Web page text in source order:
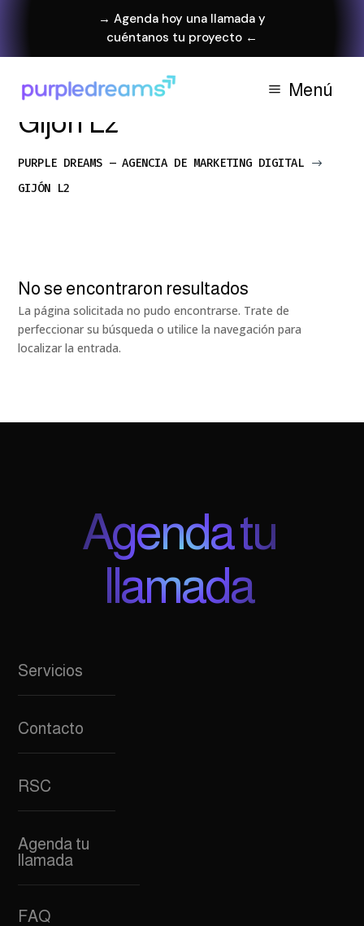
→ Agenda hoy una llamada y
cuéntanos tu proyecto ←
Menú
Gijón L2
PURPLE DREAMS – AGENCIA DE MARKETING DIGITAL $
GIJÓN L2
No se encontraron resultados
La página solicitada no pudo encontrarse. Trate de
perfeccionar su búsqueda o utilice la navegación para
localizar la entrada.
Agenda tu
llamada
Servicios
Contacto
RSC
Agenda tu
llamada
FAQ